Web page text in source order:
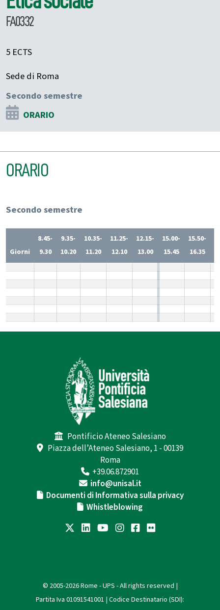
FA0332
5 ECTS
Sede di Roma
Secondo semestre
ORARIO
ORARIO
Secondo semestre
Giorni
8.45-
9.30
9.35-
10.20
10.35-
11.20
11.25-
12.10
12.15-
13.00
15.00-
15.45
15.50-
16.35
Pontificio Ateneo Salesiano
Piazza dell’Ateneo Salesiano, 1 - 00139
Roma
+39.06.872901
info@unisal.it
Documenti di Informativa sulla privacy
Whistleblowing
© 2005-2026 Rome - UPS - All rights reserved |
Partita Iva 01091541001 | Codice Destinatario (SDI):